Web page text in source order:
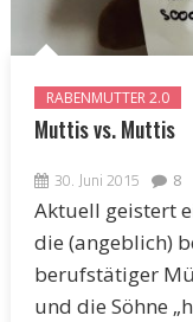
RABENMUTTER 2.0
Muttis vs. Muttis
30. Juni 2015 8
Aktuell geistert
die (angeblich)
berufstätiger
und die Söhne